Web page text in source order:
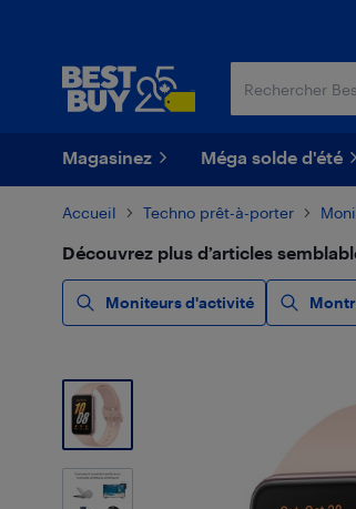
Magasinez Méga solde d'été
Accueil Techno prêt-à-porter
Découvrez plus d’articles
Moniteurs d'activité